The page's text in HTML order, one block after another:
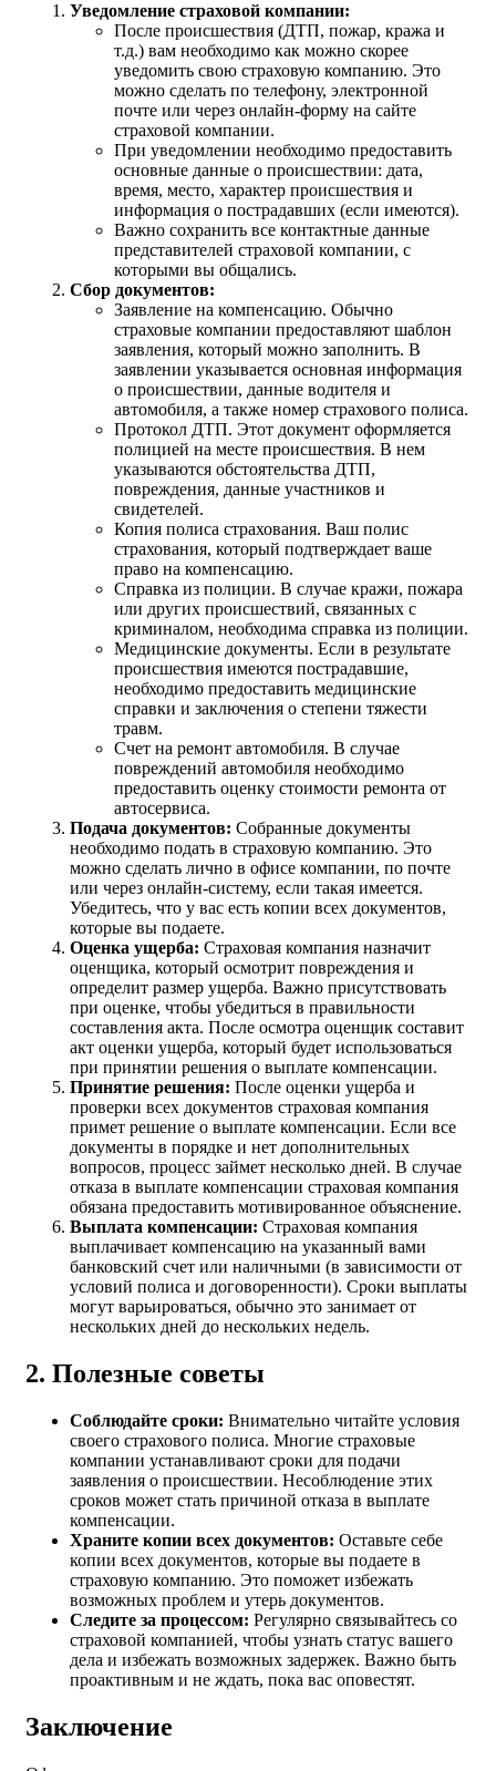
Уведомление страховой компании:
После происшествия (ДТП, пожар, кража и
т.д.) вам необходимо как можно скорее
уведомить свою страховую компанию. Это
можно сделать по телефону, электронной
почте или через онлайн-форму на сайте
страховой компании.
При уведомлении необходимо предоставить
основные данные о происшествии: дата,
время, место, характер происшествия и
информация о пострадавших (если имеются).
Важно сохранить все контактные данные
представителей страховой компании, с
которыми вы общались.
Сбор документов:
Заявление на компенсацию. Обычно
страховые компании предоставляют шаблон
заявления, который можно заполнить. В
заявлении указывается основная информация
о происшествии, данные водителя и
автомобиля, а также номер страхового полиса.
Протокол ДТП. Этот документ оформляется
полицией на месте происшествия. В нем
указываются обстоятельства ДТП,
повреждения, данные участников и
свидетелей.
Копия полиса страхования. Ваш полис
страхования, который подтверждает ваше
право на компенсацию.
Справка из полиции. В случае кражи, пожара
или других происшествий, связанных с
криминалом, необходима справка из полиции.
Медицинские документы. Если в результате
происшествия имеются пострадавшие,
необходимо предоставить медицинские
справки и заключения о степени тяжести
травм.
Счет на ремонт автомобиля. В случае
повреждений автомобиля необходимо
предоставить оценку стоимости ремонта от
автосервиса.
Подача документов: Собранные документы
необходимо подать в страховую компанию. Это
можно сделать лично в офисе компании, по почте
или через онлайн-систему, если такая имеется.
Убедитесь, что у вас есть копии всех документов,
которые вы подаете.
Оценка ущерба: Страховая компания назначит
оценщика, который осмотрит повреждения и
определит размер ущерба. Важно присутствовать
при оценке, чтобы убедиться в правильности
составления акта. После осмотра оценщик составит
акт оценки ущерба, который будет использоваться
при принятии решения о выплате компенсации.
Принятие решения: После оценки ущерба и
проверки всех документов страховая компания
примет решение о выплате компенсации. Если все
документы в порядке и нет дополнительных
вопросов, процесс займет несколько дней. В случае
отказа в выплате компенсации страховая компания
обязана предоставить мотивированное объяснение.
Выплата компенсации: Страховая компания
выплачивает компенсацию на указанный вами
банковский счет или наличными (в зависимости от
условий полиса и договоренности). Сроки выплаты
могут варьироваться, обычно это занимает от
нескольких дней до нескольких недель.
2. Полезные советы
Соблюдайте сроки: Внимательно читайте условия
своего страхового полиса. Многие страховые
компании устанавливают сроки для подачи
заявления о происшествии. Несоблюдение этих
сроков может стать причиной отказа в выплате
компенсации.
Храните копии всех документов: Оставьте себе
копии всех документов, которые вы подаете в
страховую компанию. Это поможет избежать
возможных проблем и утерь документов.
Следите за процессом: Регулярно связывайтесь со
страховой компанией, чтобы узнать статус вашего
дела и избежать возможных задержек. Важно быть
проактивным и не ждать, пока вас оповестят.
Заключение